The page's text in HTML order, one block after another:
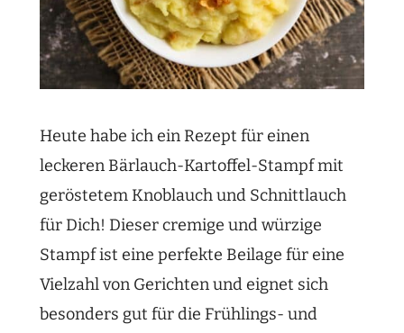
Heute habe ich ein Rezept für einen
leckeren Bärlauch-Kartoffel-Stampf mit
geröstetem Knoblauch und Schnittlauch
für Dich! Dieser cremige und würzige
Stampf ist eine perfekte Beilage für eine
Vielzahl von Gerichten und eignet sich
besonders gut für die Frühlings- und